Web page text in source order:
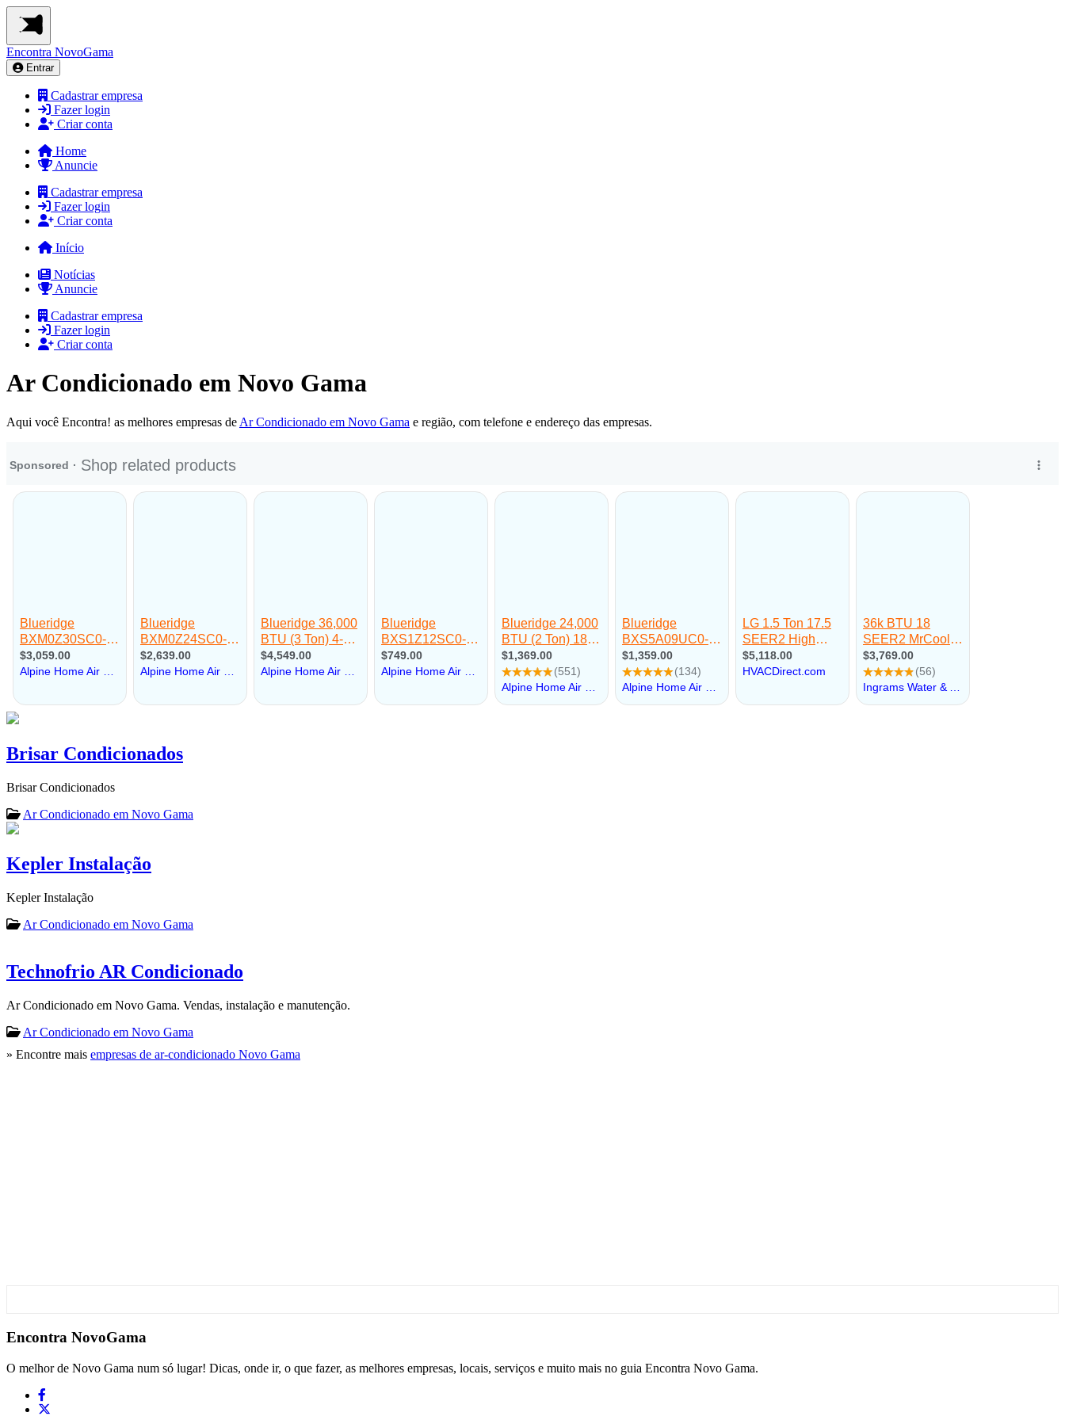
Encontra NovoGama
Entrar
Cadastrar empresa
Fazer login
Criar conta
Home
Anuncie
Cadastrar empresa
Fazer login
Criar conta
Início
Notícias
Anuncie
Cadastrar empresa
Fazer login
Criar conta
Ar Condicionado em Novo Gama
Aqui você Encontra! as melhores empresas de Ar Condicionado em Novo Gama e região, com telefone e endereço das empresas.
Brisar Condicionados
Brisar Condicionados
Ar Condicionado em Novo Gama
Kepler Instalação
Kepler Instalação
Ar Condicionado em Novo Gama
Technofrio AR Condicionado
Ar Condicionado em Novo Gama. Vendas, instalação e manutenção.
Ar Condicionado em Novo Gama
» Encontre mais empresas de ar-condicionado Novo Gama
Encontra NovoGama
O melhor de Novo Gama num só lugar! Dicas, onde ir, o que fazer, as melhores empresas, locais, serviços e muito mais no guia Encontra Novo Gama.